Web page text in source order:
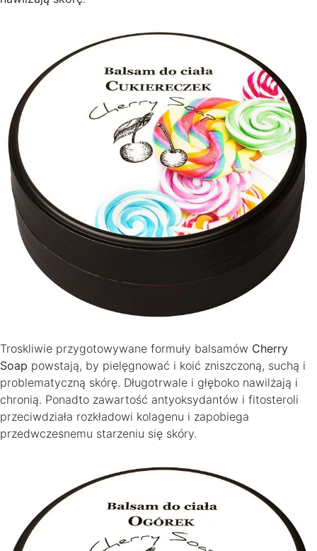
Troskliwie przygotowywane formuły balsamów Cherry
Soap powstają, by pielęgnować i koić zniszczoną, suchą i
problematyczną skórę. Długotrwale i głęboko nawilżają i
chronią. Ponadto zawartość antyoksydantów i fitosteroli
przeciwdziała rozkładowi kolagenu i zapobiega
przedwczesnemu starzeniu się skóry.